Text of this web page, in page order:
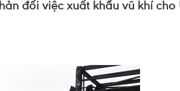
đối việc xuất khẩu vũ khí